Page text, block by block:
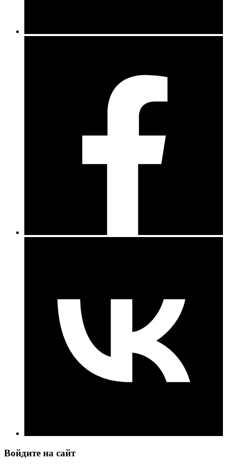
Войдите на сайт